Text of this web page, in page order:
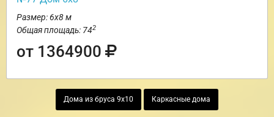
Размер: 6х8 м
Общая площадь: 742
от 1364900
Дома из бруса 9х10 Каркасные дома